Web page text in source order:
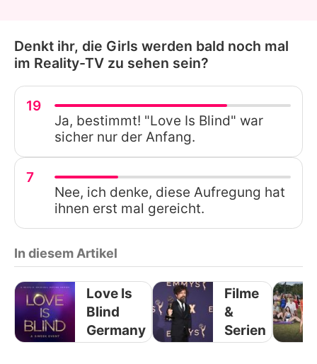
Denkt ihr, die Girls werden bald noch mal
im Reality-TV zu sehen sein?
19
Ja, bestimmt! "Love Is Blind" war
sicher nur der Anfang.
7
Nee, ich denke, diese Aufregung hat
ihnen erst mal gereicht.
In diesem Artikel
Love Is
Blind
Germany
Filme
&
Serien